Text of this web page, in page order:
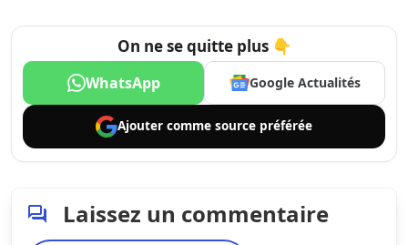
On ne se quitte plus 👇
WhatsApp Google Actualités
Ajouter comme source préférée
Laissez un commentaire